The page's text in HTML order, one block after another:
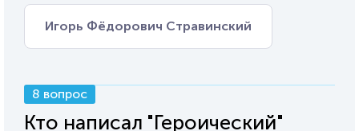
Игорь Фёдорович Стравинский
8 вопрос
Кто написал "Героический"